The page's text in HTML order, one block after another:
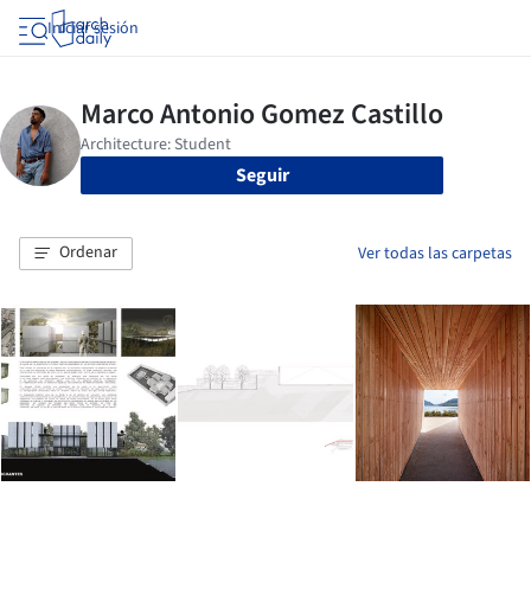
Iniciar sesión
Seguir
Ordenar Ver todas las carpetas